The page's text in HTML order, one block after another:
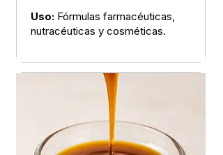
Uso: Fórmulas farmacéuticas,
nutracéuticas y cosméticas.